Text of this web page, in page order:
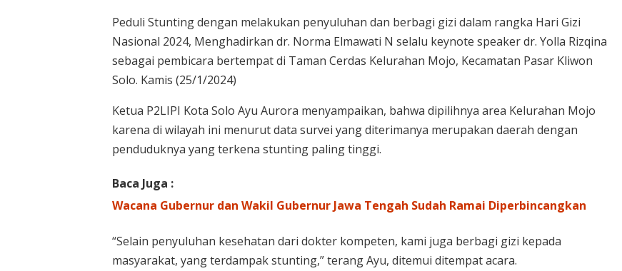
Peduli Stunting dengan melakukan penyuluhan dan berbagi gizi dalam rangka Hari Gizi
Nasional 2024, Menghadirkan dr. Norma Elmawati N selalu keynote speaker dr. Yolla Rizqina
sebagai pembicara bertempat di Taman Cerdas Kelurahan Mojo, Kecamatan Pasar Kliwon
Solo. Kamis (25/1/2024)
Ketua P2LIPI Kota Solo Ayu Aurora menyampaikan, bahwa dipilihnya area Kelurahan Mojo
karena di wilayah ini menurut data survei yang diterimanya merupakan daerah dengan
penduduknya yang terkena stunting paling tinggi.
Baca Juga :
Wacana Gubernur dan Wakil Gubernur Jawa Tengah Sudah Ramai Diperbincangkan
“Selain penyuluhan kesehatan dari dokter kompeten, kami juga berbagi gizi kepada
masyarakat, yang terdampak stunting,” terang Ayu, ditemui ditempat acara.